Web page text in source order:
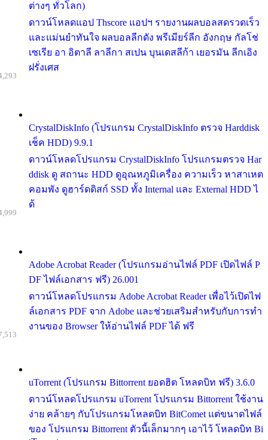
ต่างๆ ทั่วโลก)
ดาวน์โหลดแอป Thscore แอปฯ รายงานผลบอลสดรวดเร็ว
และแม่นยำทันใจ ผลบอลลีกดัง พรีเมียร์ลีก อังกฤษ กัลโช่
เซเรีย อา อิตาลี ลาลีกา สเปน บุนเดสลีก้า เยอรมัน ลีกเอิง
ฝรั่งเศส
CrystalDiskInfo (โปรแกรม CrystalDiskInfo ตรวจ Harddisk
เช็ค HDD) 9.9.1
ดาวน์โหลดโปรแกรม CrystalDiskInfo โปรแกรมตรวจ Har
ddisk ดู สถานะ HDD ดูอุณหภูมิเครื่อง ความเร็ว หาสาเหต
คอมพัง ดูฮาร์ดดิสก์ SSD ทั้ง Internal และ External HDD ไ
ด้
Adobe Acrobat Reader (โปรแกรมอ่านไฟล์ PDF เปิดไฟล์ P
DF ไฟล์เอกสาร ฟรี) 26.001
ดาวน์โหลดโปรแกรม Adobe Acrobat Reader เพื่อไว้เปิดไฟ
ล์เอกสาร PDF จาก Adobe และช่วยเสริมสำหรับกับการทำ
งานของ Browser ให้อ่านไฟล์ PDF ได้ ฟรี
uTorrent (โปรแกรม Bittorrent ยอดฮิต โหลดบิท ฟรี) 3.6.0
ดาวน์โหลดโปรแกรม uTorrent โปรแกรม Bittorrent ใช้งาน
ง่าย คล้ายๆ กับโปรแกรมโหลดบิท BitComet แต่ขนาดไฟล์
ของ โปรแกรม Bittorrent ตัวนี้เล็กมากๆ เอาไว้ โหลดบิท Bi